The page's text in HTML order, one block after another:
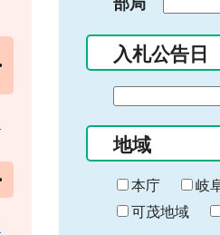
入札公告日
の
始
ま
り
地域
本庁 岐
可茂地域